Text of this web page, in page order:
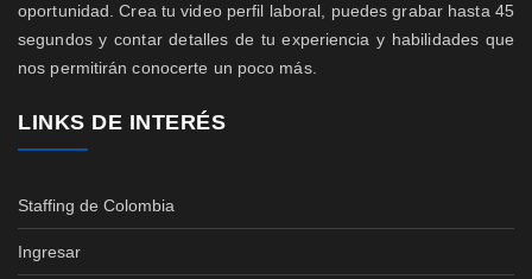
oportunidad. Crea tu video perfil laboral, puedes grabar hasta 45
segundos y contar detalles de tu experiencia y habilidades que
nos permitirán conocerte un poco más.
LINKS DE INTERÉS
Staffing de Colombia
Ingresar